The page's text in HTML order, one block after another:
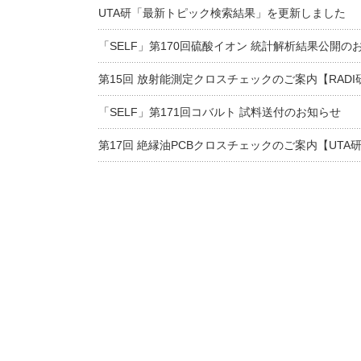
UTA研「最新トピック検索結果」を更新しました
「SELF」第170回硫酸イオン 統計解析結果公開の
第15回 放射能測定クロスチェックのご案内【RADI
「SELF」第171回コバルト 試料送付のお知らせ
第17回 絶縁油PCBクロスチェックのご案内【UTA研